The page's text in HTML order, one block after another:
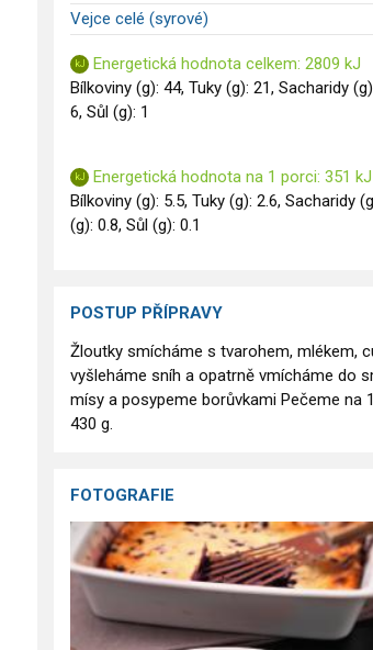
Vejce celé (syrové)
Energetická hodnota celkem: 2809 kJ
Bílkoviny (g): 44, Tuky (g): 21, Sacharidy
6, Sůl (g): 1
Energetická hodnota na 1 porci: 351 kJ
Bílkoviny (g): 5.5, Tuky (g): 2.6, Sacharidy
(g): 0.8, Sůl (g): 0.1
POSTUP PŘÍPRAVY
Žloutky smícháme s tvarohem, mlékem,
vyšleháme sníh a opatrně vmícháme do
mísy a posypeme borůvkami Pečeme na
430 g.
FOTOGRAFIE